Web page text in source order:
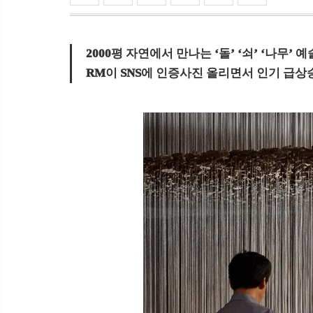
2000평 자연에서 만나는 ‘돌’ ‘쇠’ ‘나무’ 예
RM이 SNS에 인증사진 올리면서 인기 급상